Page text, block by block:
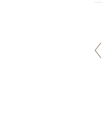
Pacifique à la carte est le spécialiste